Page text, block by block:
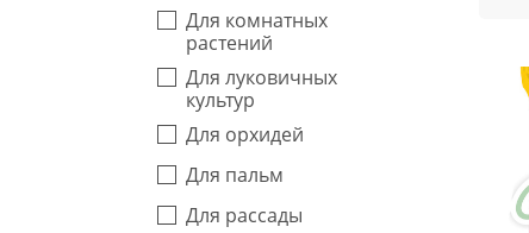
Для комнатных
растений
Для луковичных
культур
Для орхидей
Для пальм
Для рассады